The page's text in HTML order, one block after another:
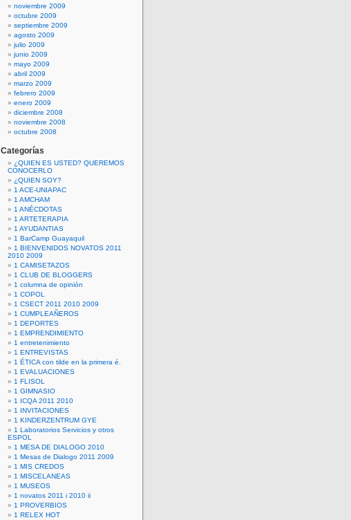
noviembre 2009
octubre 2009
septiembre 2009
agosto 2009
julio 2009
junio 2009
mayo 2009
abril 2009
marzo 2009
febrero 2009
enero 2009
diciembre 2008
noviembre 2008
octubre 2008
Categorías
¿QUIEN ES USTED? QUEREMOS
CONOCERLO
¿QUIEN SOY?
1 ACE-UNIAPAC
1 AMCHAM
1 ANÉCDOTAS
1 ARTETERAPIA
1 AYUDANTIAS
1 BarCamp Guayaquil
1 BIENVENIDOS NOVATOS 2011
2010 2009
1 CAMISETAZOS
1 CLUB DE BLOGGERS
1 columna de opinión
1 COPOL
1 CSECT 2011 2010 2009
1 CUMPLEAÑEROS
1 DEPORTES
1 EMPRENDIMIENTO
1 entretenimiento
1 ENTREVISTAS
1 ÉTICA con tilde en la primera é.
1 EVALUACIONES
1 FLISOL
1 GIMNASIO
1 ICQA 2011 2010
1 INVITACIONES
1 KINDERZENTRUM GYE
1 Laboratorios Servicios y otros
ESPOL
1 MESA DE DIALOGO 2010
1 Mesas de Dialogo 2011 2009
1 MIS CREDOS
1 MISCELANEAS
1 MUSEOS
1 novatos 2011 i 2010 ii
1 PROVERBIOS
1 RELEX HOT